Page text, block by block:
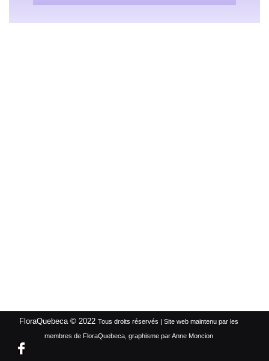
FloraQuebeca © 2022 Tous droits réservés | Site web maintenu par les
membres de FloraQuebeca, graphisme par Anne Moncion